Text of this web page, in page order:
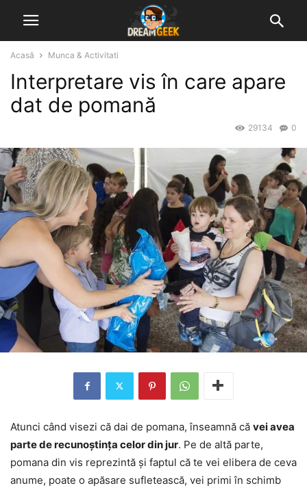
Acasă Munca & Activitati
Interpretare vis în care apare
dat de pomană
0
29134
Atunci când visezi că dai de pomana, înseamnă că vei avea
parte de recunoștința celor din jur. Pe de altă parte,
pomana din vis reprezintă și faptul că te vei elibera de ceva
anume, poate o apăsare sufletească, vei primi în schimb